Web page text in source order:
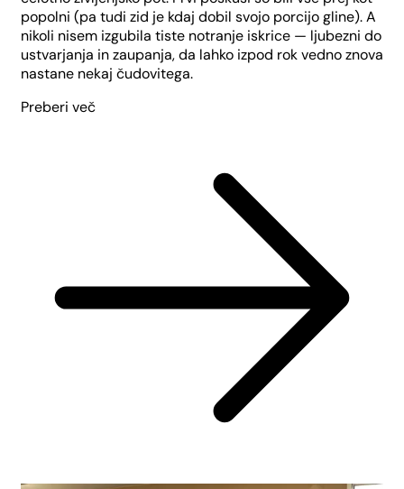
popolni (pa tudi zid je kdaj dobil svojo porcijo gline). A
nikoli nisem izgubila tiste notranje iskrice — ljubezni do
ustvarjanja in zaupanja, da lahko izpod rok vedno znova
nastane nekaj čudovitega.
Preberi več